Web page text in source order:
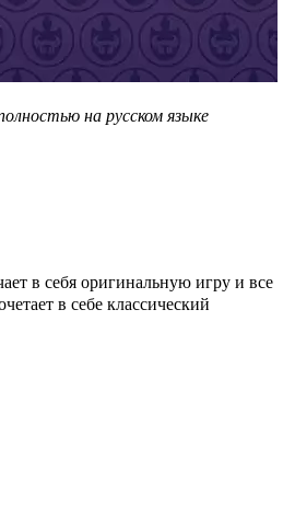
на русском языке
в себя оригинальную игру и все
в себе классический